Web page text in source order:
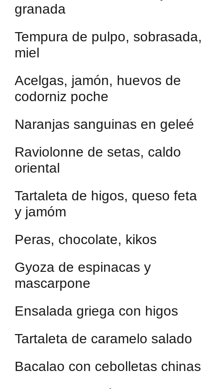
granada
Tempura de pulpo, sobrasada,
miel
Acelgas, jamón, huevos de
codorniz poche
Naranjas sanguinas en geleé
Raviolonne de setas, caldo
oriental
Tartaleta de higos, queso feta
y jamóm
Peras, chocolate, kikos
Gyoza de espinacas y
mascarpone
Ensalada griega con higos
Tartaleta de caramelo salado
Bacalao con cebolletas chinas